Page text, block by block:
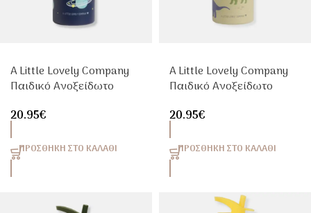
A Little Lovely Company
Παιδικό Ανοξείδωτο
350ml Με Καλαμάκι
20.95€
ΠΡΟΣΘΉΚΗ ΣΤΟ ΚΑΛΆΘΙ
A Little Lovely Company
Παιδικό Ανοξείδωτο
Dinosaurs 350ml Με
20.95€
ΠΡΟΣΘΉΚΗ ΣΤΟ ΚΑΛΆΘΙ